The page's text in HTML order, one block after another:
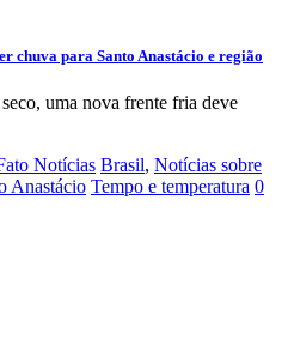
chuva para Santo Anastácio e região
uma nova frente fria deve
Notícias Brasil, Notícias sobre
Anastácio Tempo e temperatura 0